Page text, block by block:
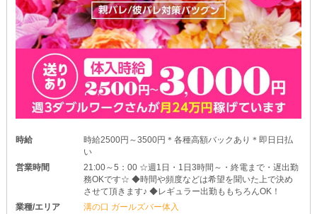
時給
時給2500円～3500円＊各種高額バックあり＊即日日払
い
営業時間
21:00～5：00 ☆週1日・1日3時間～・終電まで・遅出勤
務OKです☆ ◆時間や頻度などは希望を聞いた上で決め
させて頂きます♪ ◆レギュラー出勤ももちろんOK！
業種/エリア
溝の口 ガールズバー体入